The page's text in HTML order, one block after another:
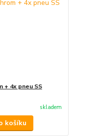
+ 4x pneu SS
skladem
košíku